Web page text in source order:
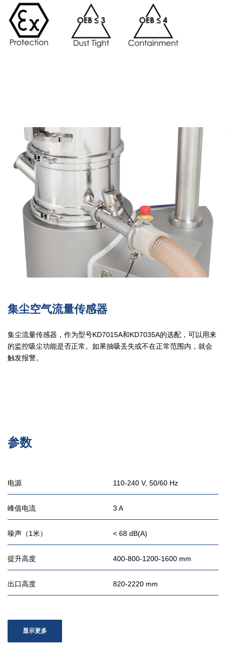
集尘空气流量传感器
集尘流量传感器，作为型号KD7015A和KD7035A的选配，可以用来
的监控吸尘功能是否正常。如果抽吸丢失或不在正常范围内，就会
触发报警。
参数
电源 110-240 V, 50/60 Hz
峰值电流 3 A
噪声（1米） < 68 dB(A)
提升高度 400-800-1200-1600 mm
出口高度 820-2220 mm
显示更多